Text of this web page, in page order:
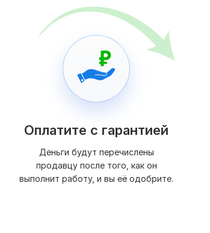
Оплатите с гарантией
Деньги будут перечислены
продавцу после того, как он
выполнит работу, и вы её одобрите.